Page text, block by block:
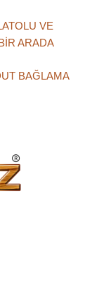
VE
ARADA
BAĞLAMA